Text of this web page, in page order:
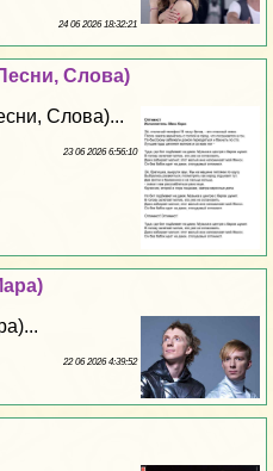
24 06 2026 18:32:21
Слова)
Слова)...
23 06 2026 6:56:10
22 06 2026 4:39:52